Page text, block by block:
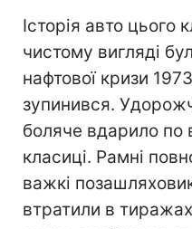
Історія авто цього
чистому вигляді
нафтової кризи
зупинився.
боляче вдарило по
класиці. Рамні
важкі
втратили в